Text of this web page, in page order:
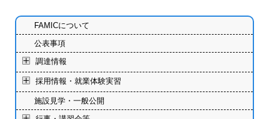
FAMICについて
公表事項
調達情報
採用情報・就業体験実習
施設見学・一般公開